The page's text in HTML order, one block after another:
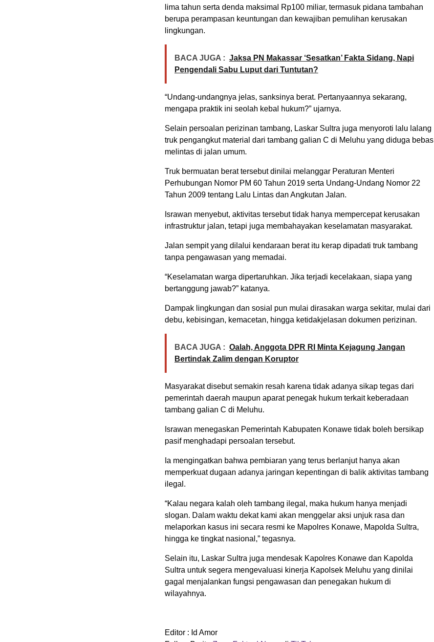
lima tahun serta denda maksimal Rp100 miliar, termasuk pidana tambahan
berupa perampasan keuntungan dan kewajiban pemulihan kerusakan
lingkungan.
BACA JUGA : Jaksa PN Makassar ‘Sesatkan’ Fakta Sidang, Napi
Pengendali Sabu Luput dari Tuntutan?
“Undang-undangnya jelas, sanksinya berat. Pertanyaannya sekarang,
mengapa praktik ini seolah kebal hukum?” ujarnya.
Selain persoalan perizinan tambang, Laskar Sultra juga menyoroti lalu lalang
truk pengangkut material dari tambang galian C di Meluhu yang diduga bebas
melintas di jalan umum.
Truk bermuatan berat tersebut dinilai melanggar Peraturan Menteri
Perhubungan Nomor PM 60 Tahun 2019 serta Undang-Undang Nomor 22
Tahun 2009 tentang Lalu Lintas dan Angkutan Jalan.
Israwan menyebut, aktivitas tersebut tidak hanya mempercepat kerusakan
infrastruktur jalan, tetapi juga membahayakan keselamatan masyarakat.
Jalan sempit yang dilalui kendaraan berat itu kerap dipadati truk tambang
tanpa pengawasan yang memadai.
“Keselamatan warga dipertaruhkan. Jika terjadi kecelakaan, siapa yang
bertanggung jawab?” katanya.
Dampak lingkungan dan sosial pun mulai dirasakan warga sekitar, mulai dari
debu, kebisingan, kemacetan, hingga ketidakjelasan dokumen perizinan.
BACA JUGA : Oalah, Anggota DPR RI Minta Kejagung Jangan
Bertindak Zalim dengan Koruptor
Masyarakat disebut semakin resah karena tidak adanya sikap tegas dari
pemerintah daerah maupun aparat penegak hukum terkait keberadaan
tambang galian C di Meluhu.
Israwan menegaskan Pemerintah Kabupaten Konawe tidak boleh bersikap
pasif menghadapi persoalan tersebut.
Ia mengingatkan bahwa pembiaran yang terus berlanjut hanya akan
memperkuat dugaan adanya jaringan kepentingan di balik aktivitas tambang
ilegal.
“Kalau negara kalah oleh tambang ilegal, maka hukum hanya menjadi
slogan. Dalam waktu dekat kami akan menggelar aksi unjuk rasa dan
melaporkan kasus ini secara resmi ke Mapolres Konawe, Mapolda Sultra,
hingga ke tingkat nasional,” tegasnya.
Selain itu, Laskar Sultra juga mendesak Kapolres Konawe dan Kapolda
Sultra untuk segera mengevaluasi kinerja Kapolsek Meluhu yang dinilai
gagal menjalankan fungsi pengawasan dan penegakan hukum di
wilayahnya.
Editor : Id Amor